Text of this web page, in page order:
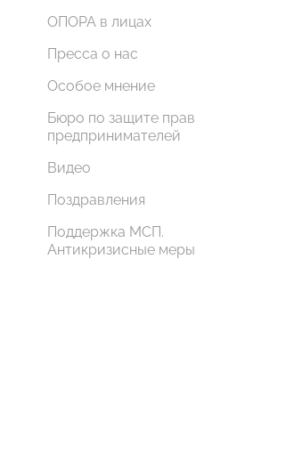
ОПОРА в лицах
Пресса о нас
Особое мнение
Бюро по защите прав
предпринимателей
Видео
Поздравления
Поддержка МСП.
Антикризисные меры